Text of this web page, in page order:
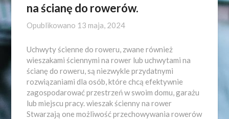
na ścianę do rowerów.
Opublikowano 13 maja, 2024
Uchwyty ścienne do roweru, zwane również
wieszakami ściennymi na rower lub uchwytami na
ścianę do roweru, są niezwykle przydatnymi
rozwiązaniami dla osób, które chcą efektywnie
zagospodarować przestrzeń w swoim domu, garażu
lub miejscu pracy. wieszak ścienny na rower
Stwarzają one możliwość przechowywania rowerów